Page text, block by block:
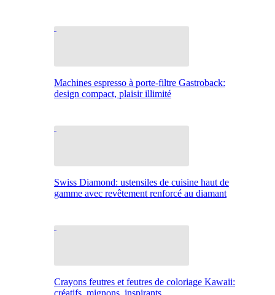
Machines espresso à porte-filtre Gastroback:
design compact, plaisir illimité
Swiss Diamond: ustensiles de cuisine haut de
gamme avec revêtement renforcé au diamant
Crayons feutres et feutres de coloriage Kawaii:
créatifs, mignons, inspirants